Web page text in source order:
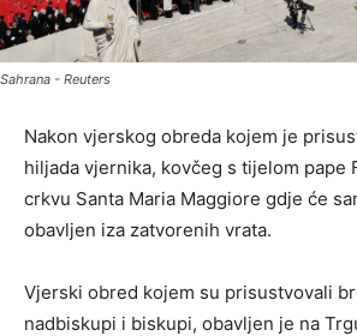
Sahrana - Reuters
Nakon vjerskog obreda kojem je
hiljada vjernika, kovčeg s tijelom pape
crkvu Santa Maria Maggiore gdje će
obavljen iza zatvorenih vrata.
Vjerski obred kojem su prisustvovali
nadbiskupi i biskupi, obavljen je na